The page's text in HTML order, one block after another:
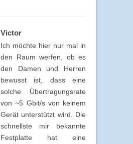
Victor
Ich möchte hier nur mal in
den Raum werfen, ob es
den Damen und Herren
bewusst ist, dass eine
solche Übertragungsrate
von ~5 Gbit/s von keinem
Gerät unterstützt wird. Die
schnellste mir bekannte
Festplatte hat eine